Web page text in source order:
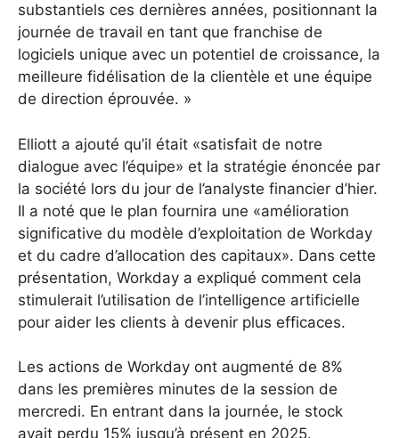
substantiels ces dernières années, positionnant la
journée de travail en tant que franchise de
logiciels unique avec un potentiel de croissance, la
meilleure fidélisation de la clientèle et une équipe
de direction éprouvée. »
Elliott a ajouté qu’il était «satisfait de notre
dialogue avec l’équipe» et la stratégie énoncée par
la société lors du jour de l’analyste financier d’hier.
Il a noté que le plan fournira une «amélioration
significative du modèle d’exploitation de Workday
et du cadre d’allocation des capitaux». Dans cette
présentation, Workday a expliqué comment cela
stimulerait l’utilisation de l’intelligence artificielle
pour aider les clients à devenir plus efficaces.
Les actions de Workday ont augmenté de 8%
dans les premières minutes de la session de
mercredi. En entrant dans la journée, le stock
avait perdu 15% jusqu’à présent en 2025.